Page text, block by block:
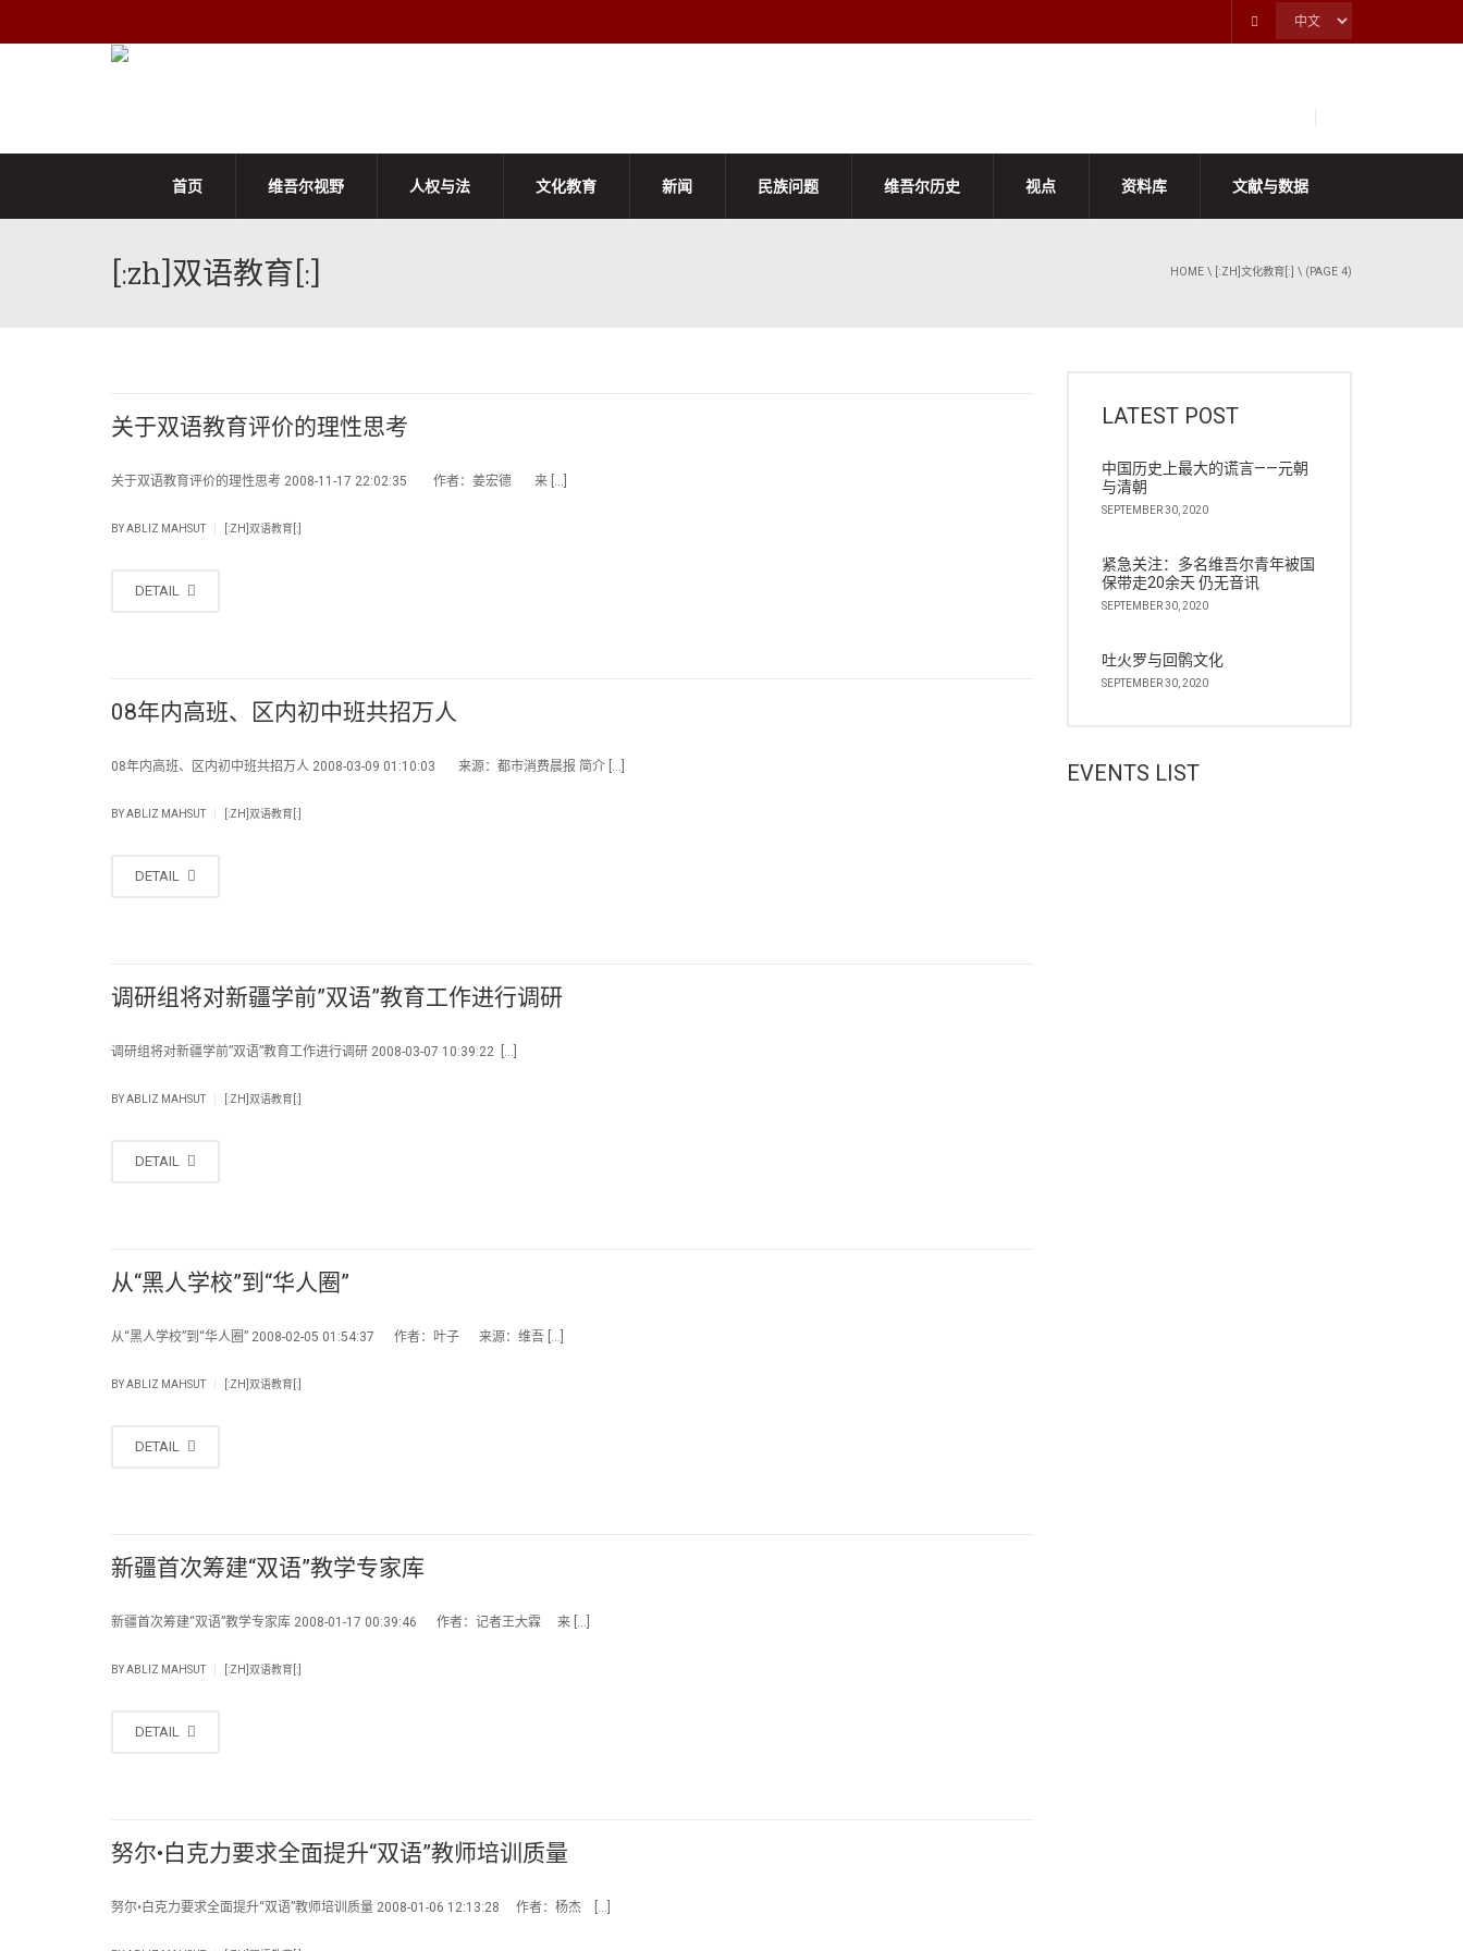
首页 维吾尔视野 人权与法 文化教育 新闻 民族问题 维吾尔历史 视点 资料库 文献与数据
[:zh]双语教育[:] HOME \ [:ZH]文化教育[:] \ (PAGE 4)
关于双语教育评价的理性思考
关于双语教育评价的理性思考 2008-11-17 22:02:35 作者：姜宏德 来 […]
BYABLIZ MAHSUT [:ZH]双语教育[:]
DETAIL
08年内高班、区内初中班共招万人
08年内高班、区内初中班共招万人 2008-03-09 01:10:03 来源：都市消费晨报 简介 […]
BYABLIZ MAHSUT [:ZH]双语教育[:]
DETAIL
调研组将对新疆学前”双语”教育工作进行调研
调研组将对新疆学前”双语”教育工作进行调研 2008-03-07 10:39:22 […]
BYABLIZ MAHSUT [:ZH]双语教育[:]
DETAIL
从“黑人学校”到“华人圈”
从“黑人学校”到“华人圈” 2008-02-05 01:54:37 作者：叶子 来源：维吾 […]
BYABLIZ MAHSUT [:ZH]双语教育[:]
DETAIL
新疆首次筹建“双语”教学专家库
新疆首次筹建“双语”教学专家库 2008-01-17 00:39:46 作者：记者王大霖 来 […]
BYABLIZ MAHSUT [:ZH]双语教育[:]
DETAIL
努尔•白克力要求全面提升“双语”教师培训质量
努尔•白克力要求全面提升“双语”教师培训质量 2008-01-06 12:13:28 作者：杨杰 […]
LATEST POST
中国历史上最大的谎言——元朝
与清朝
SEPTEMBER 30, 2020
紧急关注：多名维吾尔青年被国
保带走20余天 仍无音讯
SEPTEMBER 30, 2020
吐火罗与回鹘文化
SEPTEMBER 30, 2020
EVENTS LIST